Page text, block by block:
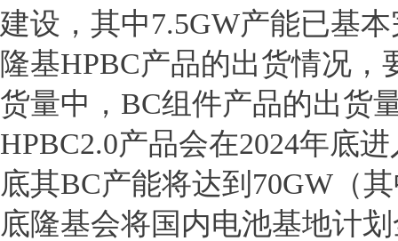
建设，其中7.5GW产能已基
隆基HPBC产品的出货情况，
货量中，BC组件产品的出货
HPBC2.0产品会在2024年底
底其BC产能将达到70GW（
底隆基会将国内电池基地计